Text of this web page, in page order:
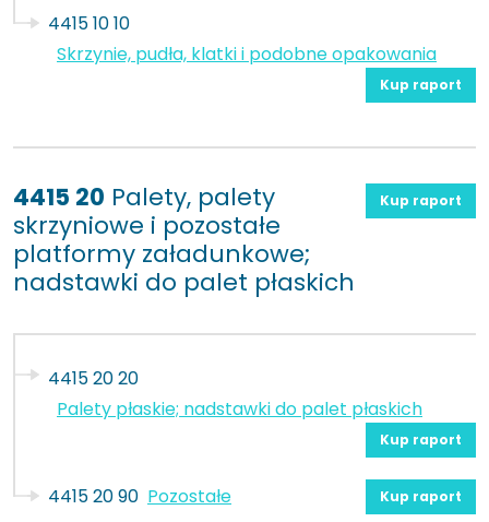
4415 10 10
Skrzynie, pudła, klatki i podobne opakowania
Kup raport
4415 20 Palety, palety
skrzyniowe i pozostałe
platformy załadunkowe;
nadstawki do palet płaskich
Kup raport
4415 20 20
Palety płaskie; nadstawki do palet płaskich
Kup raport
4415 20 90 Pozostałe Kup raport